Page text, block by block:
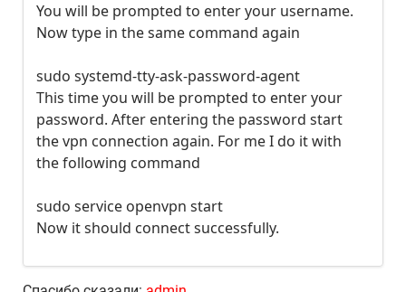
You will be prompted to enter your username.
Now type in the same command again
sudo systemd-tty-ask-password-agent
This time you will be prompted to enter your
password. After entering the password start
the vpn connection again. For me I do it with
the following command
sudo service openvpn start
Now it should connect successfully.